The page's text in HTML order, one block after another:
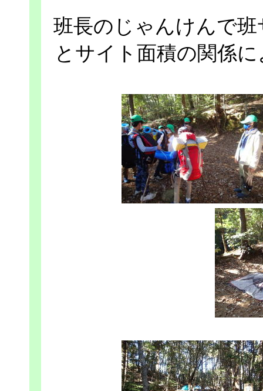
班長のじゃんけんで
とサイト面積の関係